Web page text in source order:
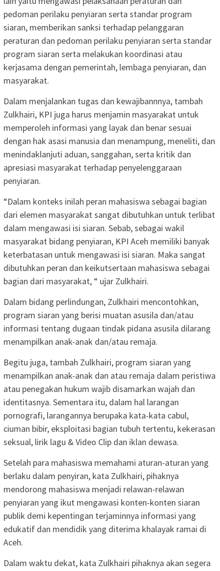
pedoman perilaku penyiaran serta standar program
siaran, memberikan sanksi terhadap pelanggaran
peraturan dan pedoman perilaku penyiaran serta standar
program siaran serta melakukan koordinasi atau
kerjasama dengan pemerintah, lembaga penyiaran, dan
masyarakat.
Dalam menjalankan tugas dan kewajibannnya, tambah
Zulkhairi, KPI juga harus menjamin masyarakat untuk
memperoleh informasi yang layak dan benar sesuai
dengan hak asasi manusia dan menampung, meneliti, dan
menindaklanjuti aduan, sanggahan, serta kritik dan
apresiasi masyarakat terhadap penyelenggaraan
penyiaran.
“Dalam konteks inilah peran mahasiswa sebagai bagian
dari elemen masyarakat sangat dibutuhkan untuk terlibat
dalam mengawasi isi siaran. Sebab, sebagai wakil
masyarakat bidang penyiaran, KPI Aceh memiliki banyak
keterbatasan untuk mengawasi isi siaran. Maka sangat
dibutuhkan peran dan keikutsertaan mahasiswa sebagai
bagian dari masyarakat, “ ujar Zulkhairi.
Dalam bidang perlindungan, Zulkhairi mencontohkan,
program siaran yang berisi muatan asusila dan/atau
informasi tentang dugaan tindak pidana asusila dilarang
menampilkan anak-anak dan/atau remaja.
Begitu juga, tambah Zulkhairi, program siaran yang
menampilkan anak-anak dan atau remaja dalam peristiwa
atau penegakan hukum wajib disamarkan wajah dan
identitasnya. Sementara itu, dalam hal larangan
pornografi, larangannya berupaka kata-kata cabul,
ciuman bibir, eksploitasi bagian tubuh tertentu, kekerasan
seksual, lirik lagu & Video Clip dan iklan dewasa.
Setelah para mahasiswa memahami aturan-aturan yang
berlaku dalam penyiran, kata Zulkhairi, pihaknya
mendorong mahasiswa menjadi relawan-relawan
penyiaran yang ikut mengawasi konten-konten siaran
publik demi kepentingan terjaminnya informasi yang
edukatif dan mendidik yang diterima khalayak ramai di
Aceh.
Dalam waktu dekat, kata Zulkhairi pihaknya akan segera